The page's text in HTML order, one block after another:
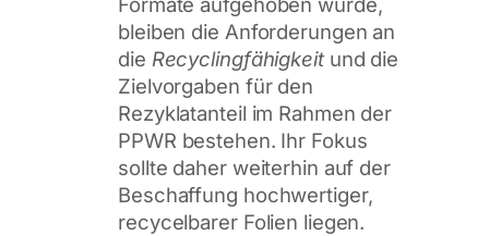
Formate aufgehoben wurde,
bleiben die Anforderungen an
die Recyclingfähigkeitund die
Zielvorgaben für den
Rezyklatanteil im Rahmen der
PPWR bestehen. Ihr Fokus
sollte daher weiterhin auf der
Beschaffung hochwertiger,
recycelbarer Folien liegen.